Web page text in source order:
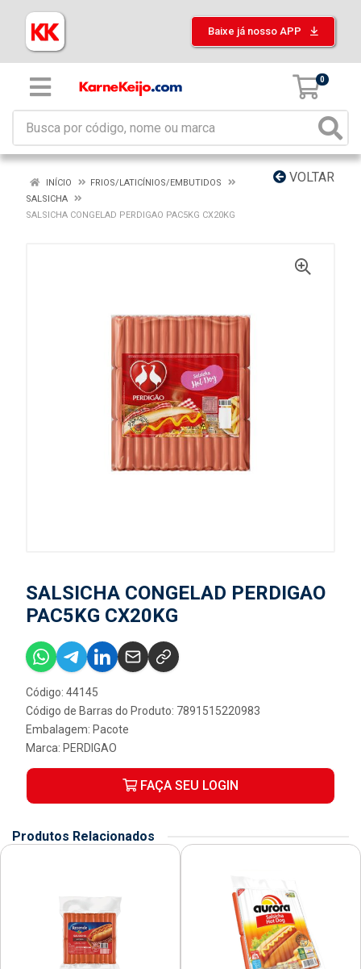
Baixe já nosso APP
0
VOLTAR
INÍCIO
FRIOS/LATICÍNIOS/EMBUTIDOS
SALSICHA
SALSICHA CONGELAD PERDIGAO PAC5KG CX20KG
SALSICHA CONGELAD PERDIGAO
PAC5KG CX20KG
Código: 44145
Código de Barras do Produto: 7891515220983
Embalagem: Pacote
Marca: PERDIGAO
FAÇA SEU LOGIN
Produtos Relacionados